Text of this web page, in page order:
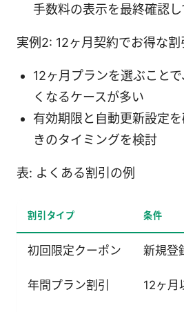
手数料の表示を最終確認
実例2: 12ヶ月契約でお得な割
12ヶ月プランを選ぶこと
くなるケースが多い
有効期限と自動更新設定
きのタイミングを検討
表: よくある割引の例
割引タイプ 条件
初回限定クーポン 新規登
年間プラン割引 12ヶ月